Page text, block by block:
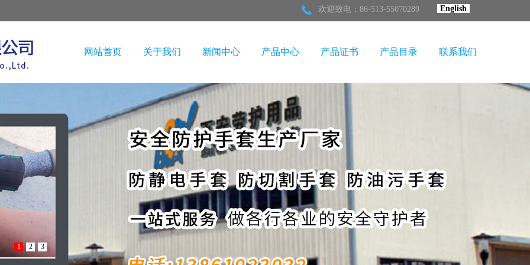
English
欢迎致电：86-513-55070289
网站首页 关于我们 新闻中心 产品中心 产品证书 产品目录 联系我们
1 2 3